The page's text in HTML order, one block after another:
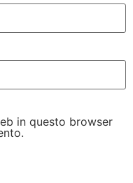
in questo browser